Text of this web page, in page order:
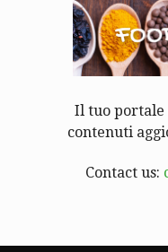
Il tuo portale
contenuti
Contact us: